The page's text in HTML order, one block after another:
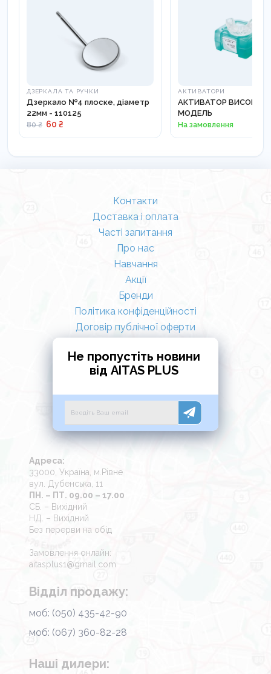
ДЗЕРКАЛА ТА РУЧКИ
Дзеркало №4 плоске, діаметр
22мм - 110125
80 ₴ 60 ₴
АКТИВАТОРИ
АКТИВАТОР ВИСОКА
МОДЕЛЬ
На замовлення
Контакти
Доставка і оплата
Часті запитання
Про нас
Навчання
Акції
Бренди
Політика конфіденційності
Договір публічної оферти
Не пропустіть новини
від AITAS PLUS
Адреса:
33000, Україна, м.Рівне
вул. Дубенська, 11
ПН. – ПТ. 09.00 – 17.00
СБ. – Вихідний
НД. – Вихідний
Без перерви на обід
Замовлення онлайн:
aitasplus1@gmail.com
Відділ продажу:
моб: (050) 435-42-90
моб: (067) 360-82-28
Наші дилери: